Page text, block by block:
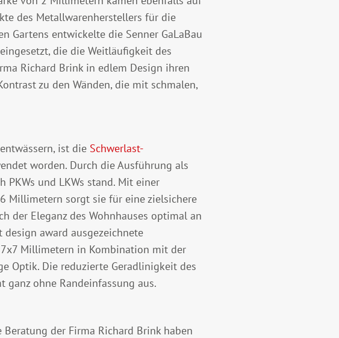
des Metallwarenherstellers für die
Gartens entwickelte die Senner GaLaBau
die die Weitläufigkeit des
Richard Brink in edlem Design ihren
zu den Wänden, die mit schmalen,
ist die Schwerlast-
worden. Durch die Ausführung als
PKWs und LKWs stand. Mit einer
Millimetern sorgt sie für eine zielsichere
der Eleganz des Wohnhauses optimal an
award ausgezeichnete
Millimetern in Kombination mit der
Optik. Die reduzierte Geradlinigkeit des
ohne Randeinfassung aus.
der Firma Richard Brink haben